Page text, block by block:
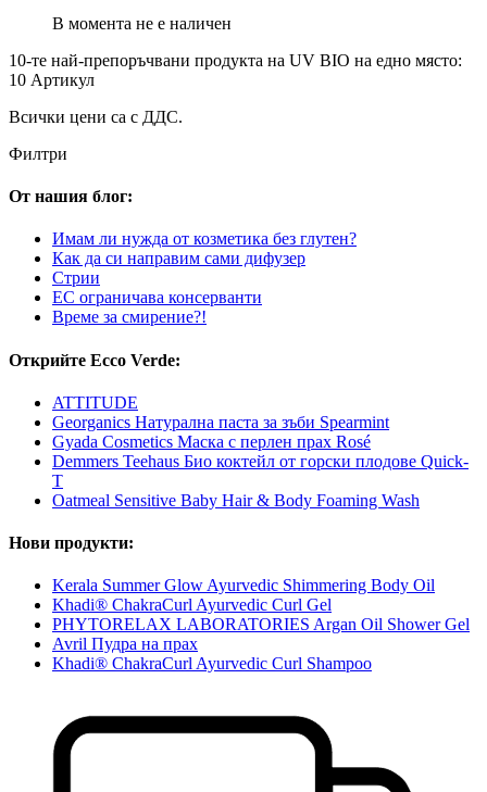
В момента не е наличен
10-те най-препоръчвани продукта на UV BIO на едно място:
10 Артикул
Всички цени са с ДДС.
Филтри
От нашия блог:
Имам ли нужда от козметика без глутен?
Как да си направим сами дифузер
Стрии
ЕС ограничава консерванти
Време за смирение?!
Открийте Ecco Verde:
ATTITUDE
Georganics Натурална паста за зъби Spearmint
Gyada Cosmetics Маска с перлен прах Rosé
Demmers Teehaus Био коктейл от горски плодове Quick-
T
Oatmeal Sensitive Baby Hair & Body Foaming Wash
Нови продукти:
Kerala Summer Glow Ayurvedic Shimmering Body Oil
Khadi® ChakraCurl Ayurvedic Curl Gel
PHYTORELAX LABORATORIES Argan Oil Shower Gel
Avril Пудра на прах
Khadi® ChakraCurl Ayurvedic Curl Shampoo